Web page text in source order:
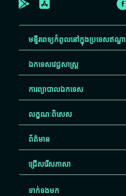
មន្ទីរពេទ្យកំពូលនៅក្នុងប្រទេសឥណ្ឌា
ឯកទេសវេជ្ជសាស្ត្រ
ការព្យាបាលឯកទេស
លក្ខណៈពិសេស
ព័ត៌មាន
ជ្រើសរើស​ភាសា
ទាក់ទងមក